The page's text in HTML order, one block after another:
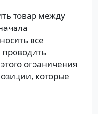
товар между
все
ограничения
которые